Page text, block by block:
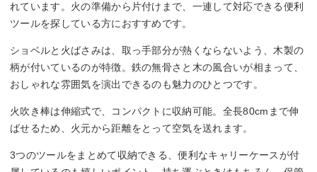
れています。火の準備から片付けまで、一連して対応できる便利
ツールを探している方におすすめです。
ショベルと火ばさみは、取っ手部分が熱くならないよう、木製の
柄が付いているのが特徴。鉄の無骨さと木の風合いが相まって、
おしゃれな雰囲気を演出できるのも魅力のひとつです。
火吹き棒は伸縮式で、コンパクトに収納可能。全長80cmまで伸
ばせるため、火元から距離をとって空気を送れます。
3つのツールをまとめて収納できる、便利なキャリーケースが付